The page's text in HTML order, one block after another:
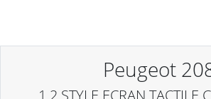
Peugeot
1.2 STYLE ECRAN TACTILE